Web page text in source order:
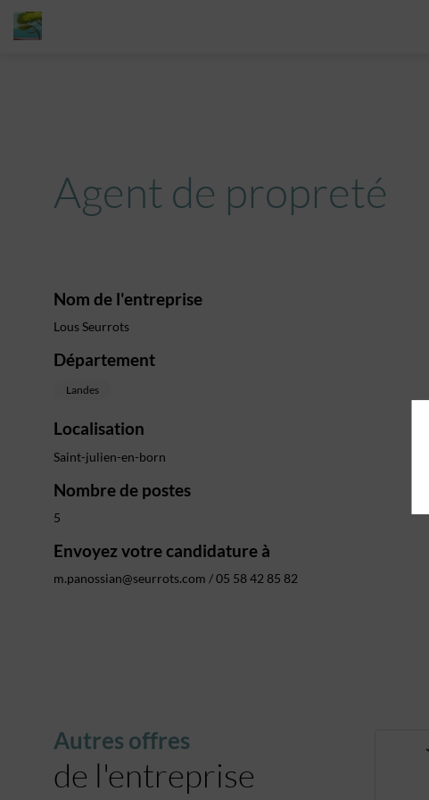
Agent de propreté
Nom de l'entreprise
Lous Seurrots
Département
Landes
Localisation
Saint-julien-en-born
Nombre de postes
5
Envoyez votre candidature à
m.panossian@seurrots.com / 05 58 42 85 82
Autres offres
de l'entreprise